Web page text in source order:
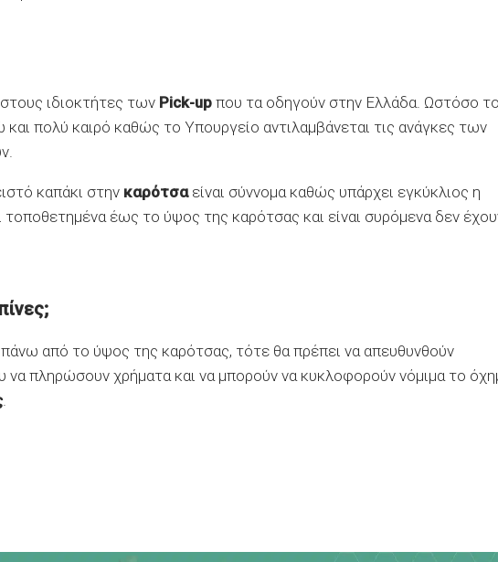
στους ιδιοκτήτες των Pick-up που τα οδηγούν στην Ελλάδα. Ωστόσο το
και πολύ καιρό καθώς το Υπουργείο αντιλαμβάνεται τις ανάγκες των
καπάκι στην καρότσα είναι σύννομα καθώς υπάρχει εγκύκλιος η
τοποθετημένα έως το ύψος της καρότσας και είναι συρόμενα δεν
πάνω από το ύψος της καρότσας, τότε θα πρέπει να απευθυνθούν
να πληρώσουν χρήματα και να μπορούν να κυκλοφορούν νόμιμα το
.